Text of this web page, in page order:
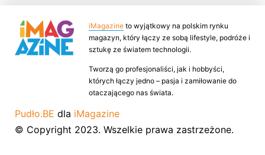
iMagazine to wyjątkowy na polskim rynku
magazyn, który łączy ze sobą lifestyle, podróże i
sztukę ze światem technologii.
Tworzą go profesjonaliści, jak i hobbyści,
których łączy jedno – pasja i zamiłowanie do
otaczającego nas świata.
Pudło.BE dla iMagazine
© Copyright 2023. Wszelkie prawa zastrzeżone.